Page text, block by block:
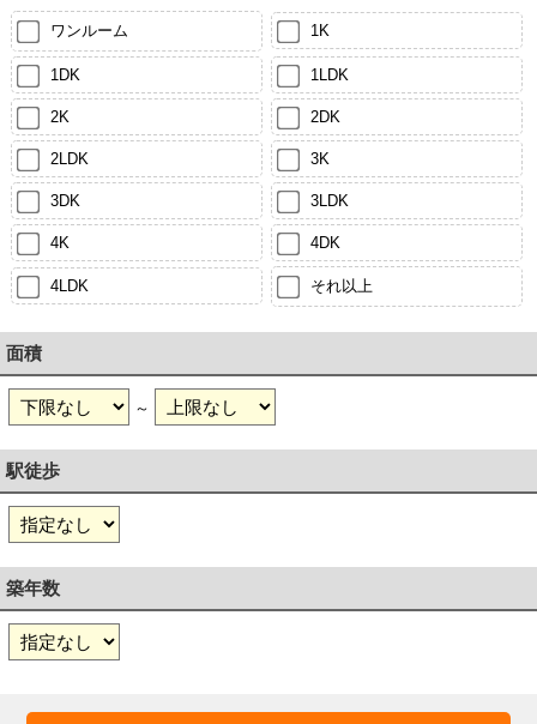
ワンルーム 1K
1DK 1LDK
2K 2DK
2LDK 3K
3DK 3LDK
4K 4DK
4LDK それ以上
面積
～
駅徒歩
築年数